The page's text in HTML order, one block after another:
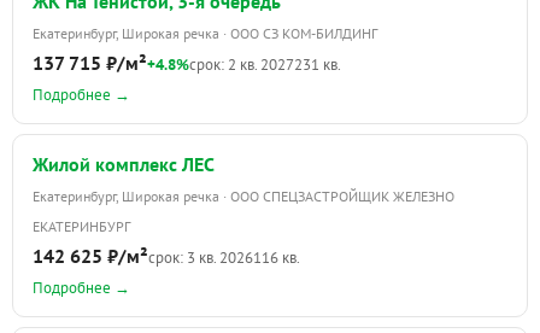
Екатеринбург, Широкая речка · ООО СЗ КОМ-БИЛДИНГ
137 715 ₽/м²+4.8%срок: 2 кв. 2027231 кв.
Подробнее →
Жилой комплекс ЛЕС
Екатеринбург, Широкая речка · ООО СПЕЦЗАСТРОЙЩИК ЖЕЛЕЗНО
ЕКАТЕРИНБУРГ
142 625 ₽/м²срок: 3 кв. 2026116 кв.
Подробнее →